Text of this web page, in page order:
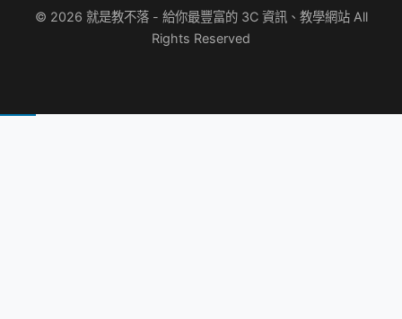
© 2026 就是教不落 - 給你最豐富的 3C 資訊、教學網站 All
Rights Reserved